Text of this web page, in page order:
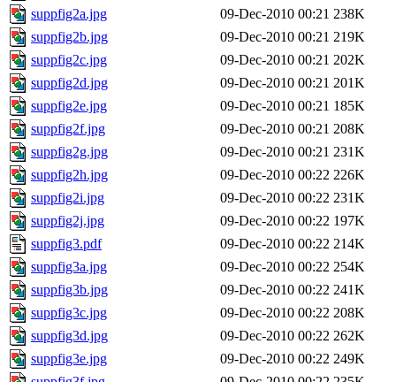
suppfig2a.jpg
09-Dec-2010 00:21 238K
suppfig2b.jpg
09-Dec-2010 00:21 219K
suppfig2c.jpg
09-Dec-2010 00:21 202K
suppfig2d.jpg
09-Dec-2010 00:21 201K
suppfig2e.jpg
09-Dec-2010 00:21 185K
suppfig2f.jpg
09-Dec-2010 00:21 208K
suppfig2g.jpg
09-Dec-2010 00:21 231K
suppfig2h.jpg
09-Dec-2010 00:22 226K
suppfig2i.jpg
09-Dec-2010 00:22 231K
suppfig2j.jpg
09-Dec-2010 00:22 197K
suppfig3.pdf
09-Dec-2010 00:22 214K
suppfig3a.jpg
09-Dec-2010 00:22 254K
suppfig3b.jpg
09-Dec-2010 00:22 241K
suppfig3c.jpg
09-Dec-2010 00:22 208K
suppfig3d.jpg
09-Dec-2010 00:22 262K
suppfig3e.jpg
09-Dec-2010 00:22 249K